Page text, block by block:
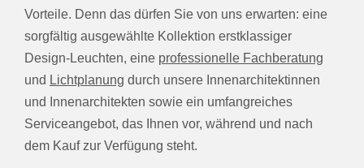
Vorteile. Denn das dürfen Sie von uns erwarten: eine
sorgfältig ausgewählte Kollektion erstklassiger
Design-Leuchten, eine professionelle Fachberatung
und Lichtplanung durch unsere Innenarchitektinnen
und Innenarchitekten sowie ein umfangreiches
Serviceangebot, das Ihnen vor, während und nach
dem Kauf zur Verfügung steht.